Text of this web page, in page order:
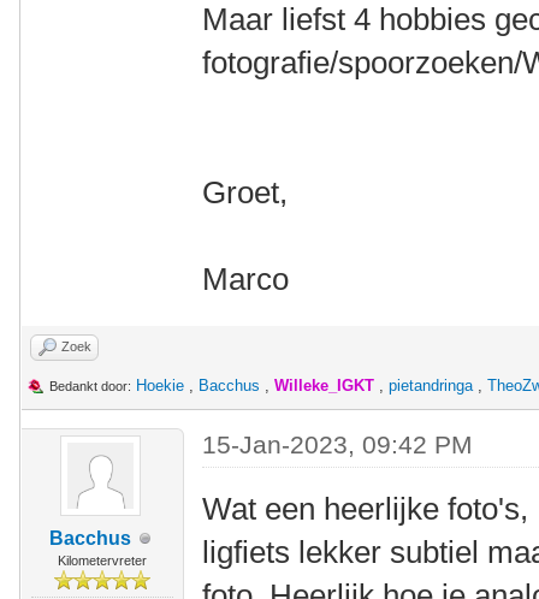
Maar liefst 4 hobbies
fotografie/spoorzoeken/
Groet,
Marco
Zoek
Bedankt door: Hoekie , Bacchus , Willeke_IGKT , pietandringa,
Bacchus
Kilometervreter
15-Jan-2023, 09:42 PM
Wat een heerlijke
ligfiets lekker subtiel